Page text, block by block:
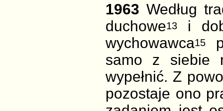
1963Według
duchowe13
i
wychowawca15
samo z siebie
wypełnić. Z
pozostaje ono